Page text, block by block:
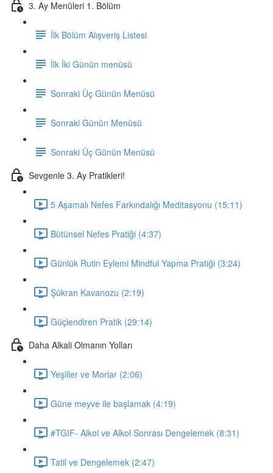
3. Ay Menüleri 1. Bölüm
İlk Bölüm Alışveriş Listesi
İlk İki Günün menüsü
Sonraki Üç Günün Menüsü
Sonraki Günün Menüsü
Sonraki Üç Günün Menüsü
Sevgenle 3. Ay Pratikleri!
5 Aşamalı Nefes Farkındalığı Meditasyonu (15:11)
Bütünsel Nefes Pratiği (4:37)
Günlük Rutin Eylemi Mindful Yapma Pratiği (3:24)
Şükran Kavanozu (2:19)
Güçlendiren Pratik (29:14)
Daha Alkali Olmanın Yolları
Yeşiller ve Morlar (2:06)
Güne meyve ile başlamak (4:19)
#TGIF- Alkol ve Alkol Sonrası Dengelemek (8:31)
Tatil ve Dengelemek (2:47)